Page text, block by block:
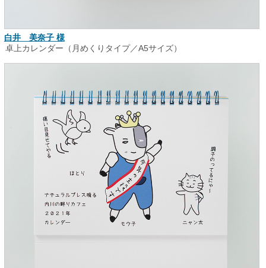
白井 美奈子 様
卓上カレンダー（月めくりタイプ／A5サイズ）